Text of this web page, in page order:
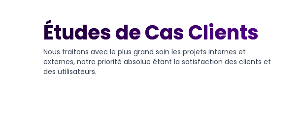
Études de Cas Clients
Nous traitons avec le plus grand soin les projets internes et
externes, notre priorité absolue étant la satisfaction des clients et
des utilisateurs.